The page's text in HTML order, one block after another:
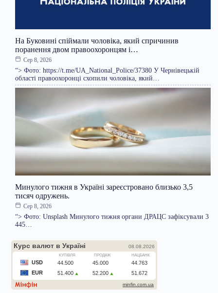
На Буковині спіймали чоловіка, який спричинив
поранення двом правоохоронцям і…
Сер 8, 2026
“> Фото: https://t.me/UA_National_Police/37380 У Чернівецькій
області правоохоронці схопили чоловіка, який…
Минулого тижня в Україні зареєстровано близько 3,5
тисяч одружень.
Сер 8, 2026
“> Фото: Unsplash Минулого тижня органи ДРАЦС зафіксували 3
445…